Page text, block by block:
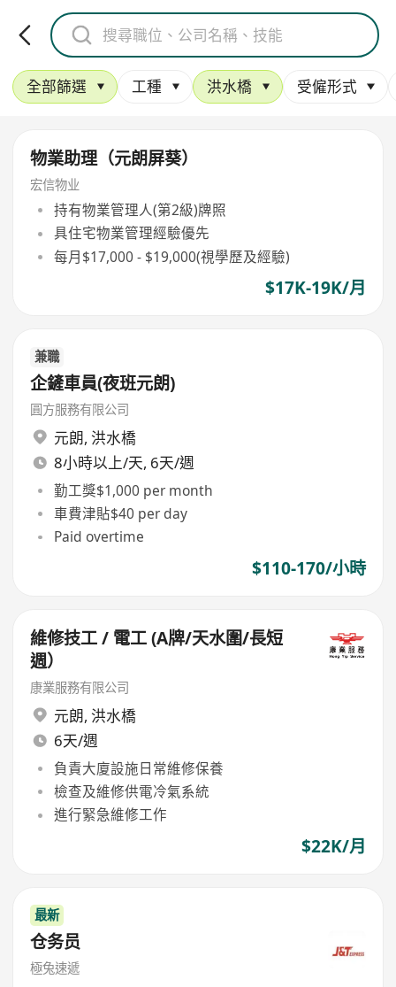
全部篩選 工種 洪水橋 受僱形式
物業助理（元朗屏葵）
宏信物业
持有物業管理人(第2級)牌照
具住宅物業管理經驗優先
每月$17,000 - $19,000(視學歷及經驗)
$17K-19K/月
兼職
企鏟車員(夜班元朗)
圓方服務有限公司
元朗, 洪水橋
8小時以上/天, 6天/週
勤工獎$1,000 per month
車費津貼$40 per day
Paid overtime
$110-170/小時
維修技工 / 電工 (A牌/天水圍/長短
週）
康業服務有限公司
元朗, 洪水橋
6天/週
負責大廈設施日常維修保養
檢查及維修供電冷氣系統
進行緊急維修工作
$22K/月
最新
仓务员
極兔速遞